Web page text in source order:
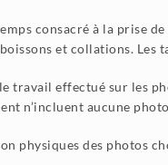
consacré à la prise
et collations.
travail effectué sur les
n’incluent aucune
physiques des photos